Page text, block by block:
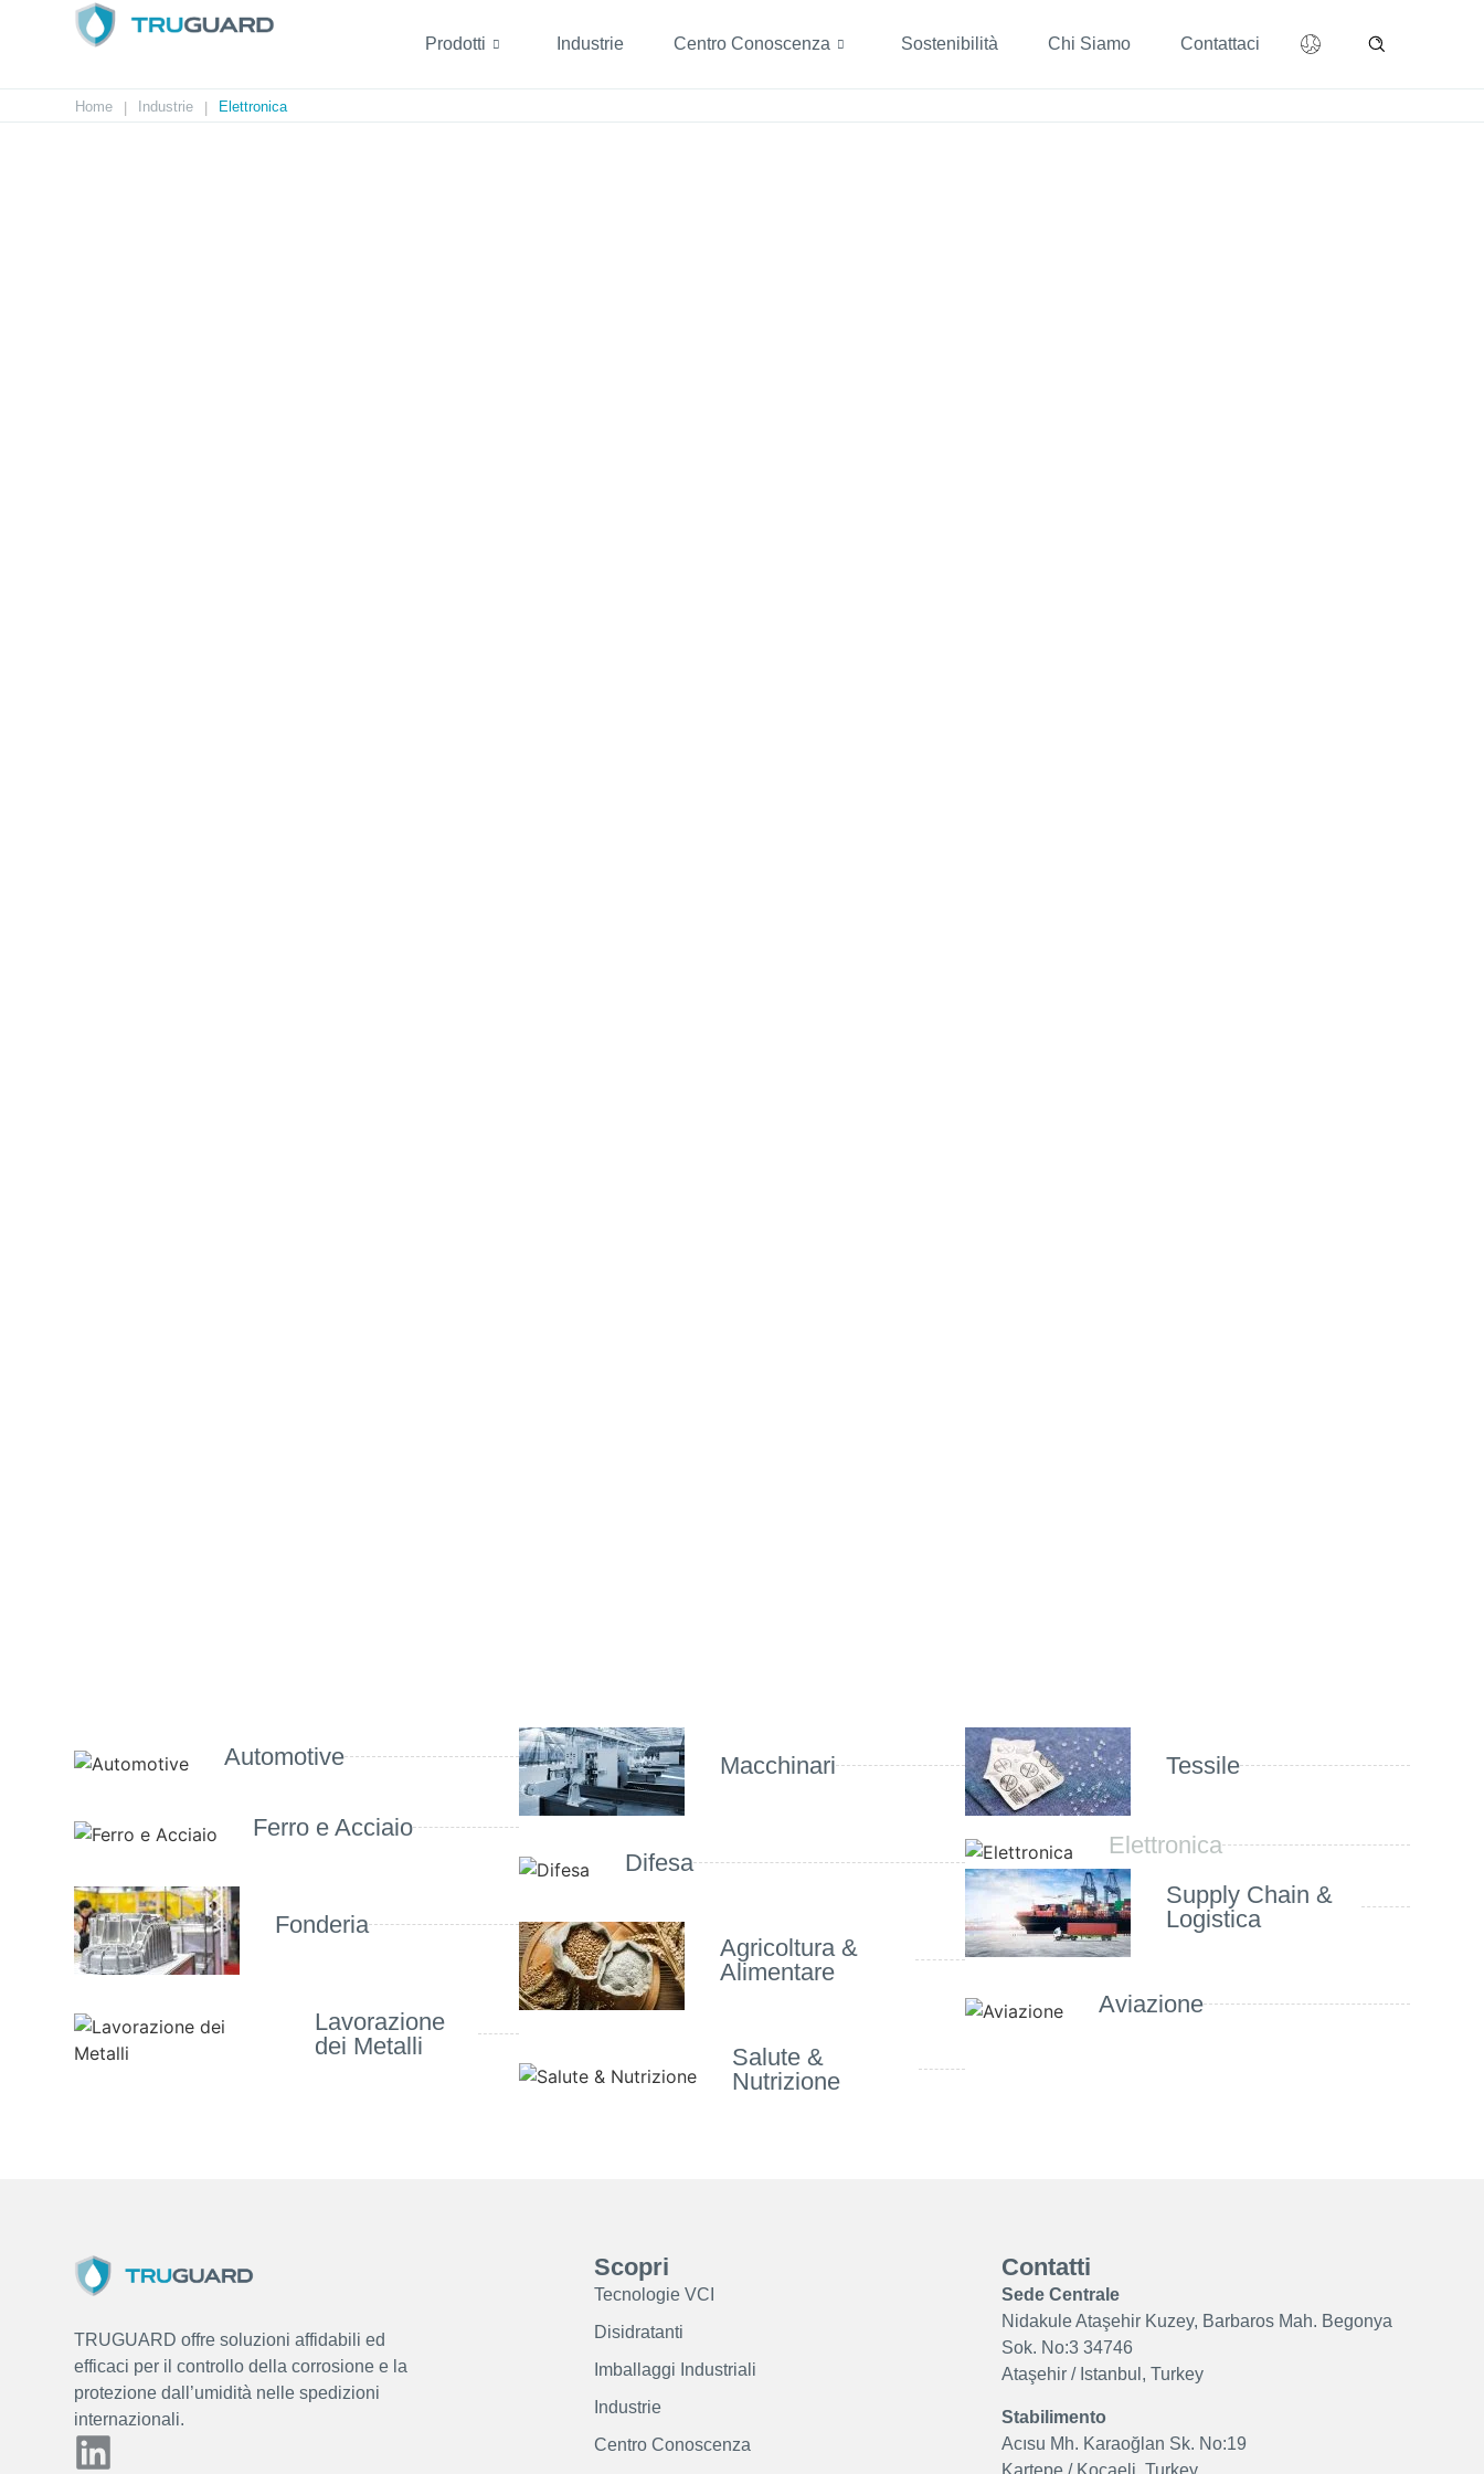
Prodotti Industrie Centro Conoscenza Sostenibilità Chi Siamo Contattaci
Home Industrie Elettronica
Automotive
Ferro e Acciaio
Fonderia
Lavorazione
dei Metalli
Macchinari
Difesa
Agricoltura &
Alimentare
Salute &
Nutrizione
Tessile
Elettronica
Supply Chain &
Logistica
Aviazione
TRUGUARD offre soluzioni affidabili ed
efficaci per il controllo della corrosione e la
protezione dall’umidità nelle spedizioni
internazionali.
Scopri
Tecnologie VCI
Disidratanti
Imballaggi Industriali
Industrie
Centro Conoscenza
Contatti
Sede Centrale
Nidakule Ataşehir Kuzey, Barbaros Mah. Begonya
Sok. No:3 34746
Ataşehir / Istanbul, Turkey
Stabilimento
Acısu Mh. Karaoğlan Sk. No:19
Kartepe / Kocaeli, Turkey